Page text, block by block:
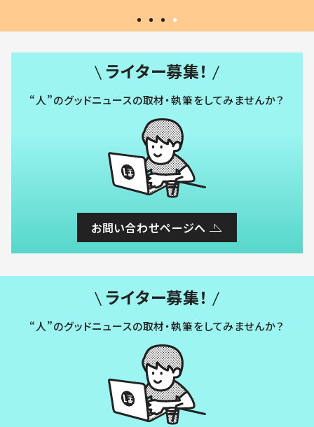
ライター募集！
“人”のグッドニュースの取材・執筆をしてみませんか？
お問い合わせページへ
ライター募集！
“人”のグッドニュースの取材・執筆をしてみませんか？